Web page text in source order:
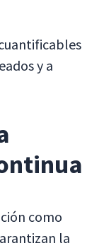
y a
como
la